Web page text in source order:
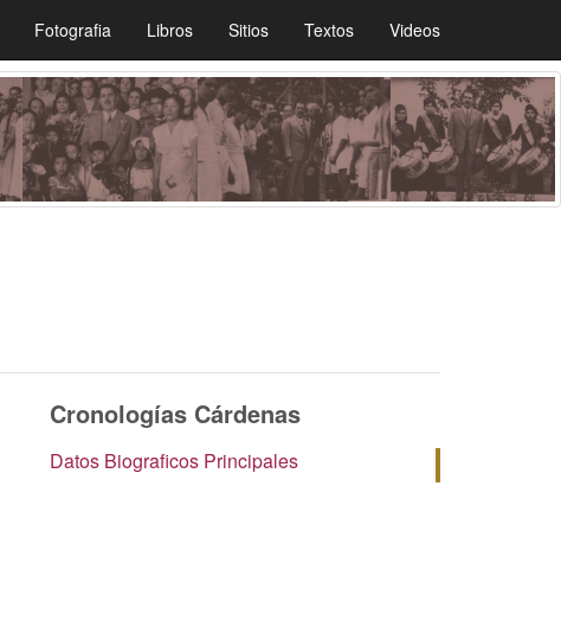
Fotografia Libros Sitios Textos Videos
Cronologías Cárdenas
Datos Biograficos Principales